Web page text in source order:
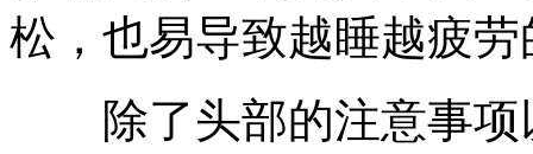
松，也易导致越睡越疲
除了头部的注意事项